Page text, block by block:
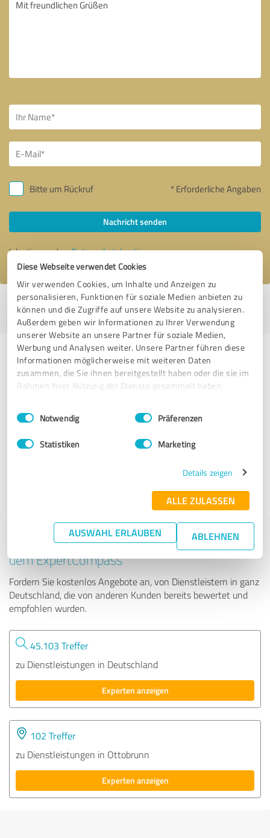
Diese Webseite verwendet Cookies
Wir verwenden Cookies, um Inhalte und Anzeigen zu
personalisieren, Funktionen für soziale Medien anbieten zu
können und die Zugriffe auf unsere Website zu analysieren.
Außerdem geben wir Informationen zu Ihrer Verwendung
unserer Website an unsere Partner für soziale Medien,
Werbung und Analysen weiter. Unsere Partner führen diese
Informationen möglicherweise mit weiteren Daten
zusammen, die Sie ihnen bereitgestellt haben oder die sie im
Rahmen Ihrer Nutzung der Dienste gesammelt haben.
Impressum Datenschutzbestimmungen
Einwilligungsauswahl
Notwendig Präferenzen
Statistiken Marketing
Details zeigen
ALLE ZULASSEN
AUSWAHL ERLAUBEN ABLEHNEN
Bitte um Rückruf * Erforderliche Angaben
Nachricht senden
Ich stimme denDatenschutzbestimmungenzu.
Profil aktiv seit 30.11.2016 | Letzte Aktualisierung: 07.05.2026
melden
Erfahrungen zu weiteren
Anbietern aus dem Bereich
Dienstleistungen
proFIT GmbH - fit statt fertig
Tipp: Die passenden Experten finden - mit
dem ExpertCompass
Fordern Sie kostenlos Angebote an, von Dienstleistern in ganz
Deutschland, die von anderen Kunden bereits bewertet und
empfohlen wurden.
45.103 Treffer
zu Dienstleistungen in Deutschland
Experten anzeigen
102 Treffer
zu Dienstleistungen in Ottobrunn
Experten anzeigen